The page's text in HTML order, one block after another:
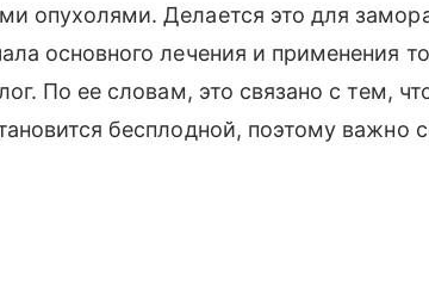
опухолями. Делается это для
основного лечения и применения
По ее словам, это связано с тем,
бесплодной, поэтому важно